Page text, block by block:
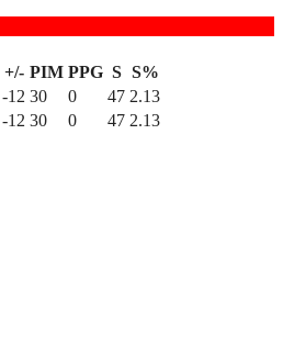
+/- PIM PPG S S%
-12 30 0 47 2.13
-12 30 0 47 2.13